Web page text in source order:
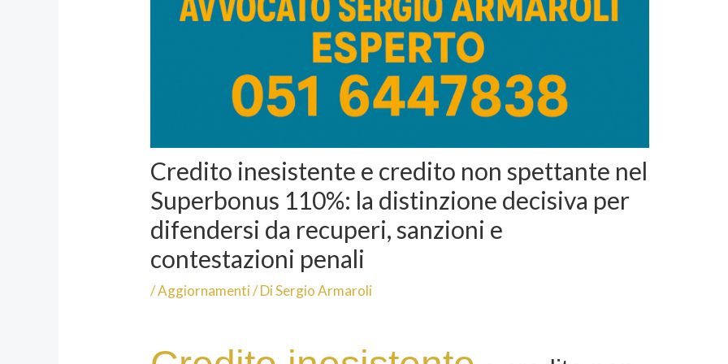
Credito inesistente e credito non spettante nel
Superbonus 110%: la distinzione decisiva per
difendersi da recuperi, sanzioni e
contestazioni penali
/Aggiornamenti/ DiSergio Armaroli